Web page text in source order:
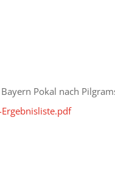
Pokal nach